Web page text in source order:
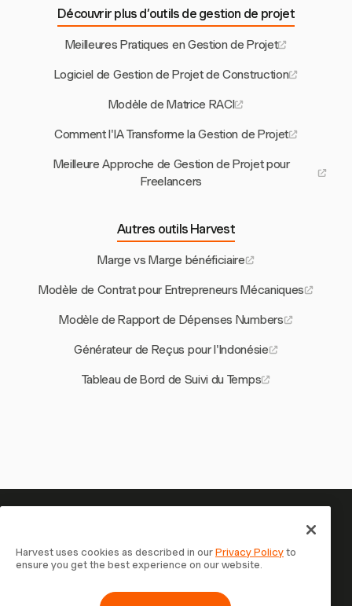
Découvrir plus d’outils de gestion de projet
Meilleures Pratiques en Gestion de Projet
Logiciel de Gestion de Projet de Construction
Modèle de Matrice RACI
Comment l'IA Transforme la Gestion de Projet
Meilleure Approche de Gestion de Projet pour
Freelancers
Autres outils Harvest
Marge vs Marge bénéficiaire
Modèle de Contrat pour Entrepreneurs Mécaniques
Modèle de Rapport de Dépenses Numbers
Générateur de Reçus pour l'Indonésie
Tableau de Bord de Suivi du Temps
Votre temps mérite d'être suivi
— commencez maintenant
Rejoignez plus de 70 000 entreprises qui suivent leur
temps, facturent leurs clients et sont payées plus
Harvest uses cookies as described in ourPrivacy Policyto
ensure you get the best experience on our website.